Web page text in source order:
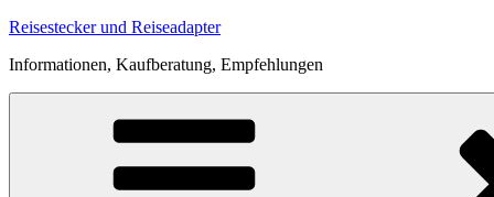
Zum
springen
Reisestecker und Reiseadapter
Informationen, Kaufberatung, Empfehlungen